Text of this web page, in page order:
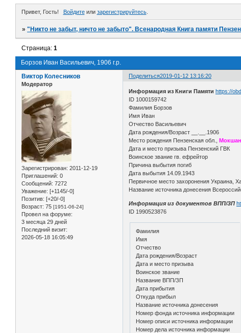
Привет, Гость! Войдитеили зарегистрируйтесь.
»"Никто не забыт, ничто не забыто". Всенародная Книга памяти
Борзов Иван Васильевич, 1906 г.р.
Страница:1
Поделиться2019-01-12 13:16:20
Виктор Колесников
Модератор
Зарегистрирован: 2011-12-19
Приглашений: 0
Сообщений: 7272
Уважение: [+1145/-0]
Позитив: [+20/-0]
Возраст: 75 [1951-06-24]
Провел на форуме:
3 месяца 29 дней
Последний визит:
2026-05-18 16:05:49
Информация из Книги Памяти https://
ID 1000159742
Фамилия Борзов
Имя Иван
Отчество Васильевич
Дата рождения/Возраст __.__.1906
Место рождения Пензенская обл.,
Дата и место призыва Пензенский ГВК
Воинское звание гв. ефрейтор
Причина выбытия погиб
Дата выбытия 14.09.1943
Первичное место захоронения Украина,
Название источника донесения
Информация из документов ВПП/ЗП
ID 1990523876
Фамилия
Имя
Отчество
Дата рождения/Возраст
Дата и место призыва
Воинское звание
Название ВПП/ЗП
Дата прибытия
Откуда прибыл
Название источника донесения
Номер фонда источника информации
Номер описи источника информации
Номер дела источника информации